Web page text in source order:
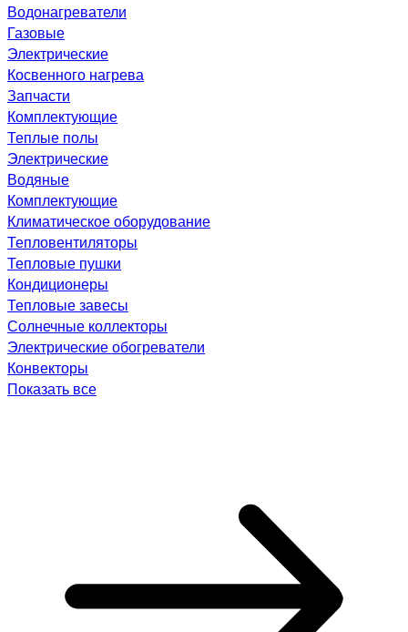
Водонагреватели
Газовые
Электрические
Косвенного нагрева
Запчасти
Комплектующие
Теплые полы
Электрические
Водяные
Комплектующие
Климатическое оборудование
Тепловентиляторы
Тепловые пушки
Кондиционеры
Тепловые завесы
Солнечные коллекторы
Электрические обогреватели
Конвекторы
Показать все